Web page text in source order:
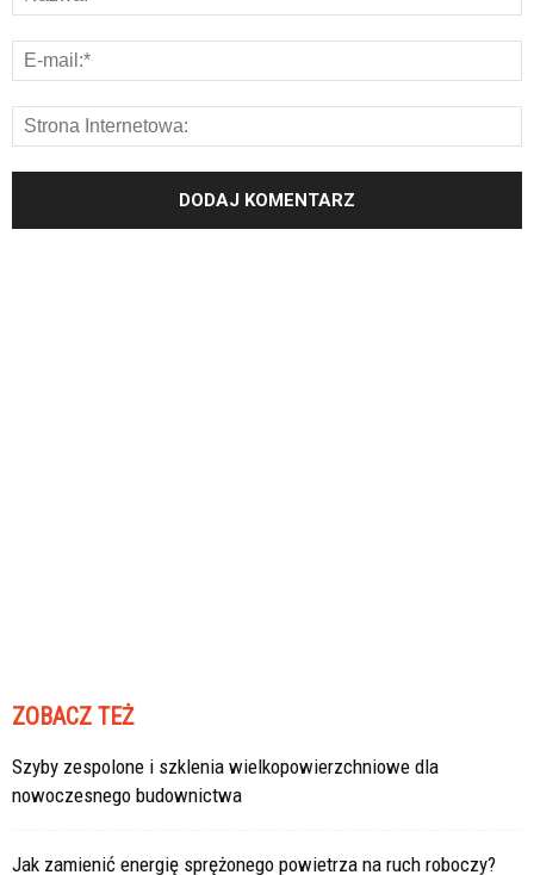
ZOBACZ TEŻ
Szyby zespolone i szklenia wielkopowierzchniowe dla
nowoczesnego budownictwa
Jak zamienić energię sprężonego powietrza na ruch roboczy?